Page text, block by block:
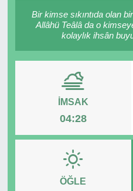
Bir kimse sıkıntıda olan
Allâhü Teâlâ da o
kolaylık ihsân
İMSAK
04:28
ÖĞLE
RESMİ REKLAM